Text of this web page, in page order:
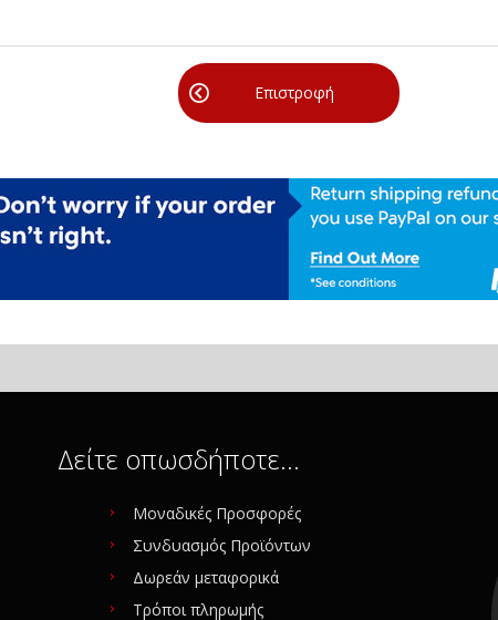
Επιστροφή
Δείτε οπωσδήποτε…
Μοναδικές Προσφορές
Συνδυασμός Προϊόντων
Δωρεάν μεταφορικά
Τρόποι πληρωμής